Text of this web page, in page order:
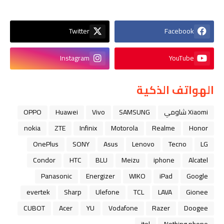
Facebook
Twitter
YouTube
Instagram
الهواتف الذكية
Xiaomi شاومي SAMSUNG
Vivo
Huawei
OPPO
Honor
Realme
Motorola
Infinix
ZTE
nokia
LG
Tecno
Lenovo
Asus
SONY
OnePlus
Alcatel
iphone
Meizu
BLU
HTC
Condor
Google
iPad
WIKO
Energizer
Panasonic
Gionee
LAVA
TCL
Ulefone
Sharp
evertek
Doogee
Razer
Vodafone
YU
Acer
CUBOT